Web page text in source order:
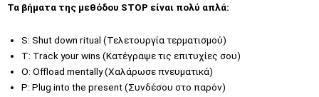
Τα βήματα της μεθόδου STOP είναι πολύ απλά:
S: Shut down ritual (Τελετουργία τερματισμού)
T: Track your wins (Κατέγραψε τις επιτυχίες σου)
O: Offload mentally (Χαλάρωσε πνευματικά)
P: Plug into the present (Συνδέσου στο παρόν)